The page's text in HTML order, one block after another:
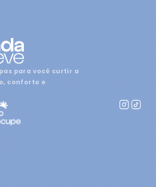
para você curtir a
conforto e